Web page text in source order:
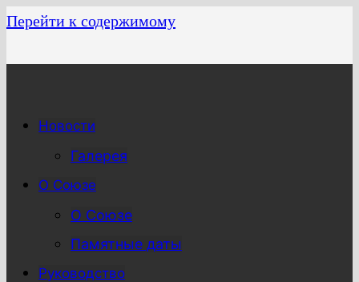
Перейти к содержимому
Новости
Галерея
О Союзе
О Союзе
Памятные даты
Руководство